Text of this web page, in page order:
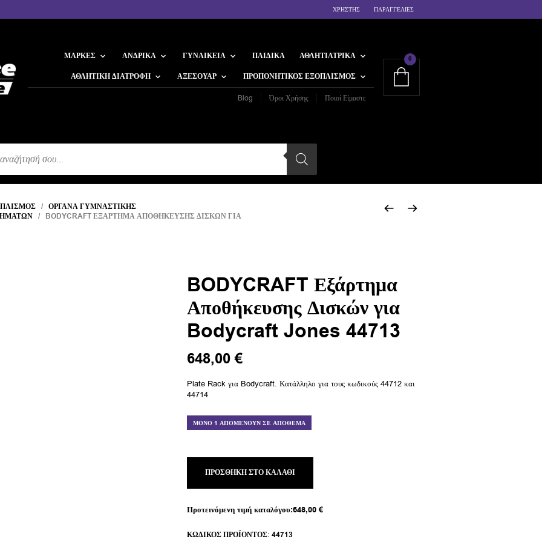
ΧΡΗΣΤΗΣ ΠΑΡΑΓΓΕΛΙΕΣ
ΜΆΡΚΕΣ ΑΝΔΡΙΚΆ ΓΥΝΑΙΚΕΊΑ ΠΑΙΔΙΚΆ
ΑΘΛΗΤΙΑΤΡΙΚΆ
ΑΘΛΗΤΙΚΉ ΔΙΑΤΡΟΦΉ
ΑΞΕΣΟΥΆΡ ΠΡΟΠΟΝΗΤΙΚΌΣ ΕΞΟΠΛΙΣΜΌΣ
Blog Όροι Χρήσης Ποιοί Είμαστε
0
/ ΌΡΓΑΝΑ ΓΥΜΝΑΣΤΙΚΉΣ
/ BODYCRAFT ΕΞΆΡΤΗΜΑ ΑΠΟΘΉΚΕΥΣΗΣ ΔΙΣΚΏΝ ΓΙΑ
BODYCRAFT Εξάρτημα
Αποθήκευσης Δισκών για
Bodycraft Jones 44713
648,00€
Plate Rack για Bodycraft. Κατάλληλο για τους κωδικούς 44712 και
44714
ΜΌΝΟ 1 ΑΠΟΜΈΝΟΥΝ ΣΕ ΑΠΌΘΕΜΑ
ΠΡΟΣΘΉΚΗ ΣΤΟ ΚΑΛΆΘΙ
Προτεινόμενη τιμή καταλόγου:648,00€
ΚΩΔΙΚΌΣ ΠΡΟΪΌΝΤΟΣ: 44713